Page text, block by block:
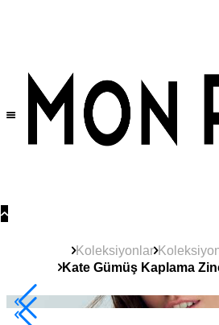
Koleksiyonlar
Kate Gümüş Kaplama
Çok Satan